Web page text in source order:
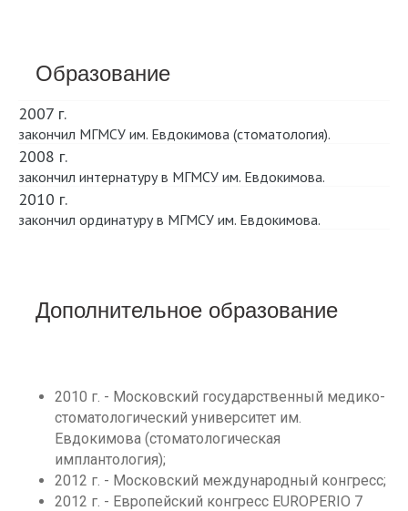
Образование
2007 г.
закончил МГМСУ им. Евдокимова (стоматология).
2008 г.
закончил интернатуру в МГМСУ им. Евдокимова.
2010 г.
закончил ординатуру в МГМСУ им. Евдокимова.
Дополнительное образование
2010 г. - Московский государственный медико-
стоматологический университет им.
Евдокимова (стоматологическая
имплантология);
2012 г. - Московский международный конгресс;
2012 г. - Европейский конгресс EUROPERIO 7